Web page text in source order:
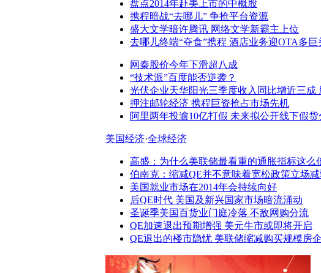
盘点2014年赴美上市的中概股
携程暗战“去哪儿” 争抢平台资源
盛大文学暗许腾讯 网络文学新霸主上位
去哪儿终端“夺食”携程 酒店业务迎OTA多巨
网秦股价今年下滑超八成
“技术派”百度能否逆袭？
光伏企业天华阳光三季度收入同比增近三成
押注邮轮经济 携程巨资抢占市场先机
阿里两年投逾10亿打假 未来拟公开线下假货
美国经济·全球经济
高盛：为什么美联储最看重的通胀指标这么
伯南克：缩减QE并不意味着宽松政策立场减
美国就业市场在2014年会持续向好
后QE时代 美国及新兴国家市场暗流涌动
圣诞季美国百货业门庭冷落 不敌网购分流
QE加速退出预期增强 美元牛市或即将开启
QE退出的楼市隐忧 美联储缩减购买规模房